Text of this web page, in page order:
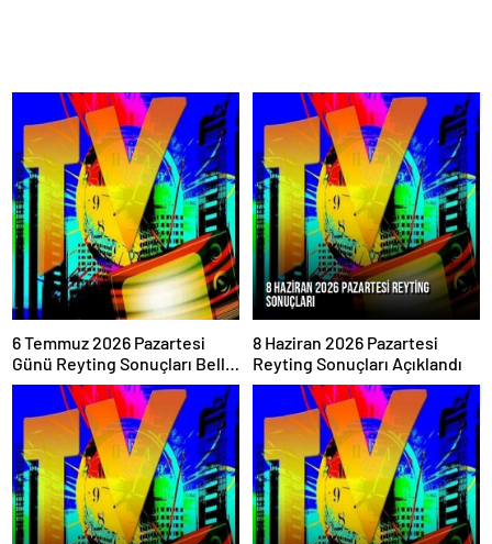
6 Temmuz 2026 Pazartesi
Günü Reyting Sonuçları Belli
Oldu
8 Haziran 2026 Pazartesi
Reyting Sonuçları Açıklandı